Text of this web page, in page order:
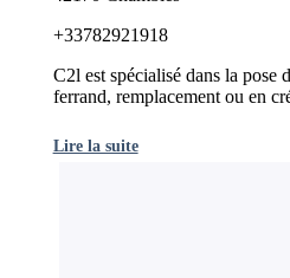
+33782921918
C2l est spécialisé dans la
ferrand, remplacement ou en
Lire la suite